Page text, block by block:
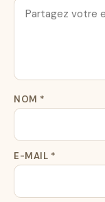
NOM *
E-MAIL *